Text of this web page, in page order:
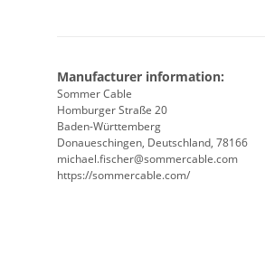
Manufacturer information:
Sommer Cable
Homburger Straße 20
Baden-Württemberg
Donaueschingen, Deutschland, 78166
michael.fischer@sommercable.com
https://sommercable.com/